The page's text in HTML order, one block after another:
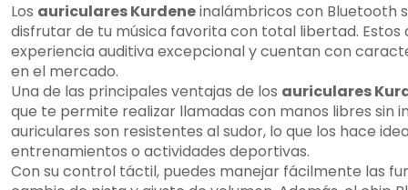
Los auriculares Kurdeneinalámbricos con Bluetooth
disfrutar de tu música favorita con total libertad. Estos
experiencia auditiva excepcional y cuentan con
en el mercado.
Una de las principales ventajas de los auriculares
que te permite realizar llamadas con manos libres sin
auriculares son resistentes al sudor, lo que los hace
entrenamientos o actividades deportivas.
Con su control táctil, puedes manejar fácilmente las